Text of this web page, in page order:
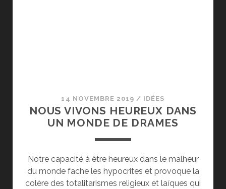
14 NOVEMBRE 2019 / IDÉES
NOUS VIVONS HEUREUX DANS
UN MONDE DE DRAMES
Notre capacité à être heureux dans le malheur
du monde fache les hypocrites et provoque la
colère des totalitarismes religieux et laïques qui